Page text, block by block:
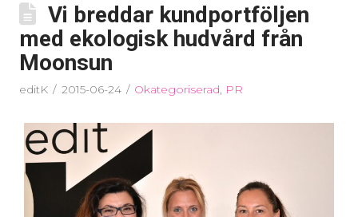
Vi breddar kundportföljen
med ekologisk hudvård från
Moonsun
editK 2015-06-24 Okategoriserad, PR